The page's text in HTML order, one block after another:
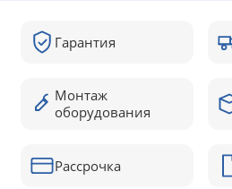
Гарантия
Монтаж
оборудования
Рассрочка